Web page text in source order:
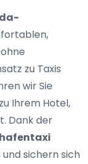
zu Taxis
wir Sie
Ihrem Hotel,
Dank der
sichern sich